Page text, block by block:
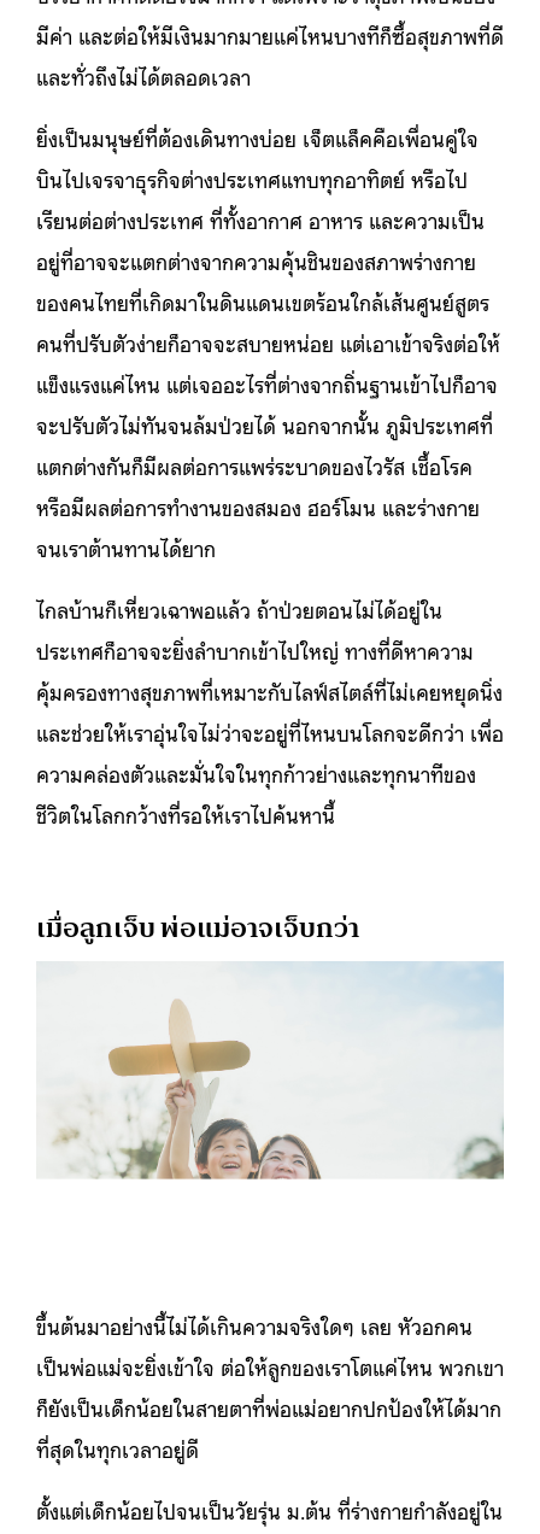
มีค่า และต่อให้มีเงินมากมายแค่ไหนบางทีก็ซื้อสุขภาพที่ดี
และทั่วถึงไม่ได้ตลอดเวลา
ยิ่งเป็นมนุษย์ที่ต้องเดินทางบ่อย เจ็ตแล็คคือเพื่อนคู่ใจ
บินไปเจรจาธุรกิจต่างประเทศแทบทุกอาทิตย์ หรือไป
เรียนต่อต่างประเทศ ที่ทั้งอากาศ อาหาร และความเป็น
อยู่ที่อาจจะแตกต่างจากความคุ้นชินของสภาพร่างกาย
ของคนไทยที่เกิดมาในดินแดนเขตร้อนใกล้เส้นศูนย์สูตร
คนที่ปรับตัวง่ายก็อาจจะสบายหน่อย แต่เอาเข้าจริงต่อให้
แข็งแรงแค่ไหน แต่เจออะไรที่ต่างจากถิ่นฐานเข้าไปก็อาจ
จะปรับตัวไม่ทันจนล้มป่วยได้ นอกจากนั้น ภูมิประเทศที่
แตกต่างกันก็มีผลต่อการแพร่ระบาดของไวรัส เชื้อโรค
หรือมีผลต่อการทำงานของสมอง ฮอร์โมน และร่างกาย
จนเราต้านทานได้ยาก
ไกลบ้านก็เหี่ยวเฉาพอแล้ว ถ้าป่วยตอนไม่ได้อยู่ใน
ประเทศก็อาจจะยิ่งลำบากเข้าไปใหญ่ ทางที่ดีหาความ
คุ้มครองทางสุขภาพที่เหมาะกับไลฟ์สไตล์ที่ไม่เคยหยุดนิ่ง
และช่วยให้เราอุ่นใจไม่ว่าจะอยู่ที่ไหนบนโลกจะดีกว่า เพื่อ
ความคล่องตัวและมั่นใจในทุกก้าวย่างและทุกนาทีของ
ชีวิตในโลกกว้างที่รอให้เราไปค้นหานี้
เมื่อลูกเจ็บ พ่อแม่อาจเจ็บกว่า
ขึ้นต้นมาอย่างนี้ไม่ได้เกินความจริงใดๆ เลย หัวอกคน
เป็นพ่อแม่จะยิ่งเข้าใจ ต่อให้ลูกของเราโตแค่ไหน พวกเขา
ก็ยังเป็นเด็กน้อยในสายตาที่พ่อแม่อยากปกป้องให้ได้มาก
ที่สุดในทุกเวลาอยู่ดี
ตั้งแต่เด็กน้อยไปจนเป็นวัยรุ่น ม.ต้น ที่ร่างกายกำลังอยู่ใน